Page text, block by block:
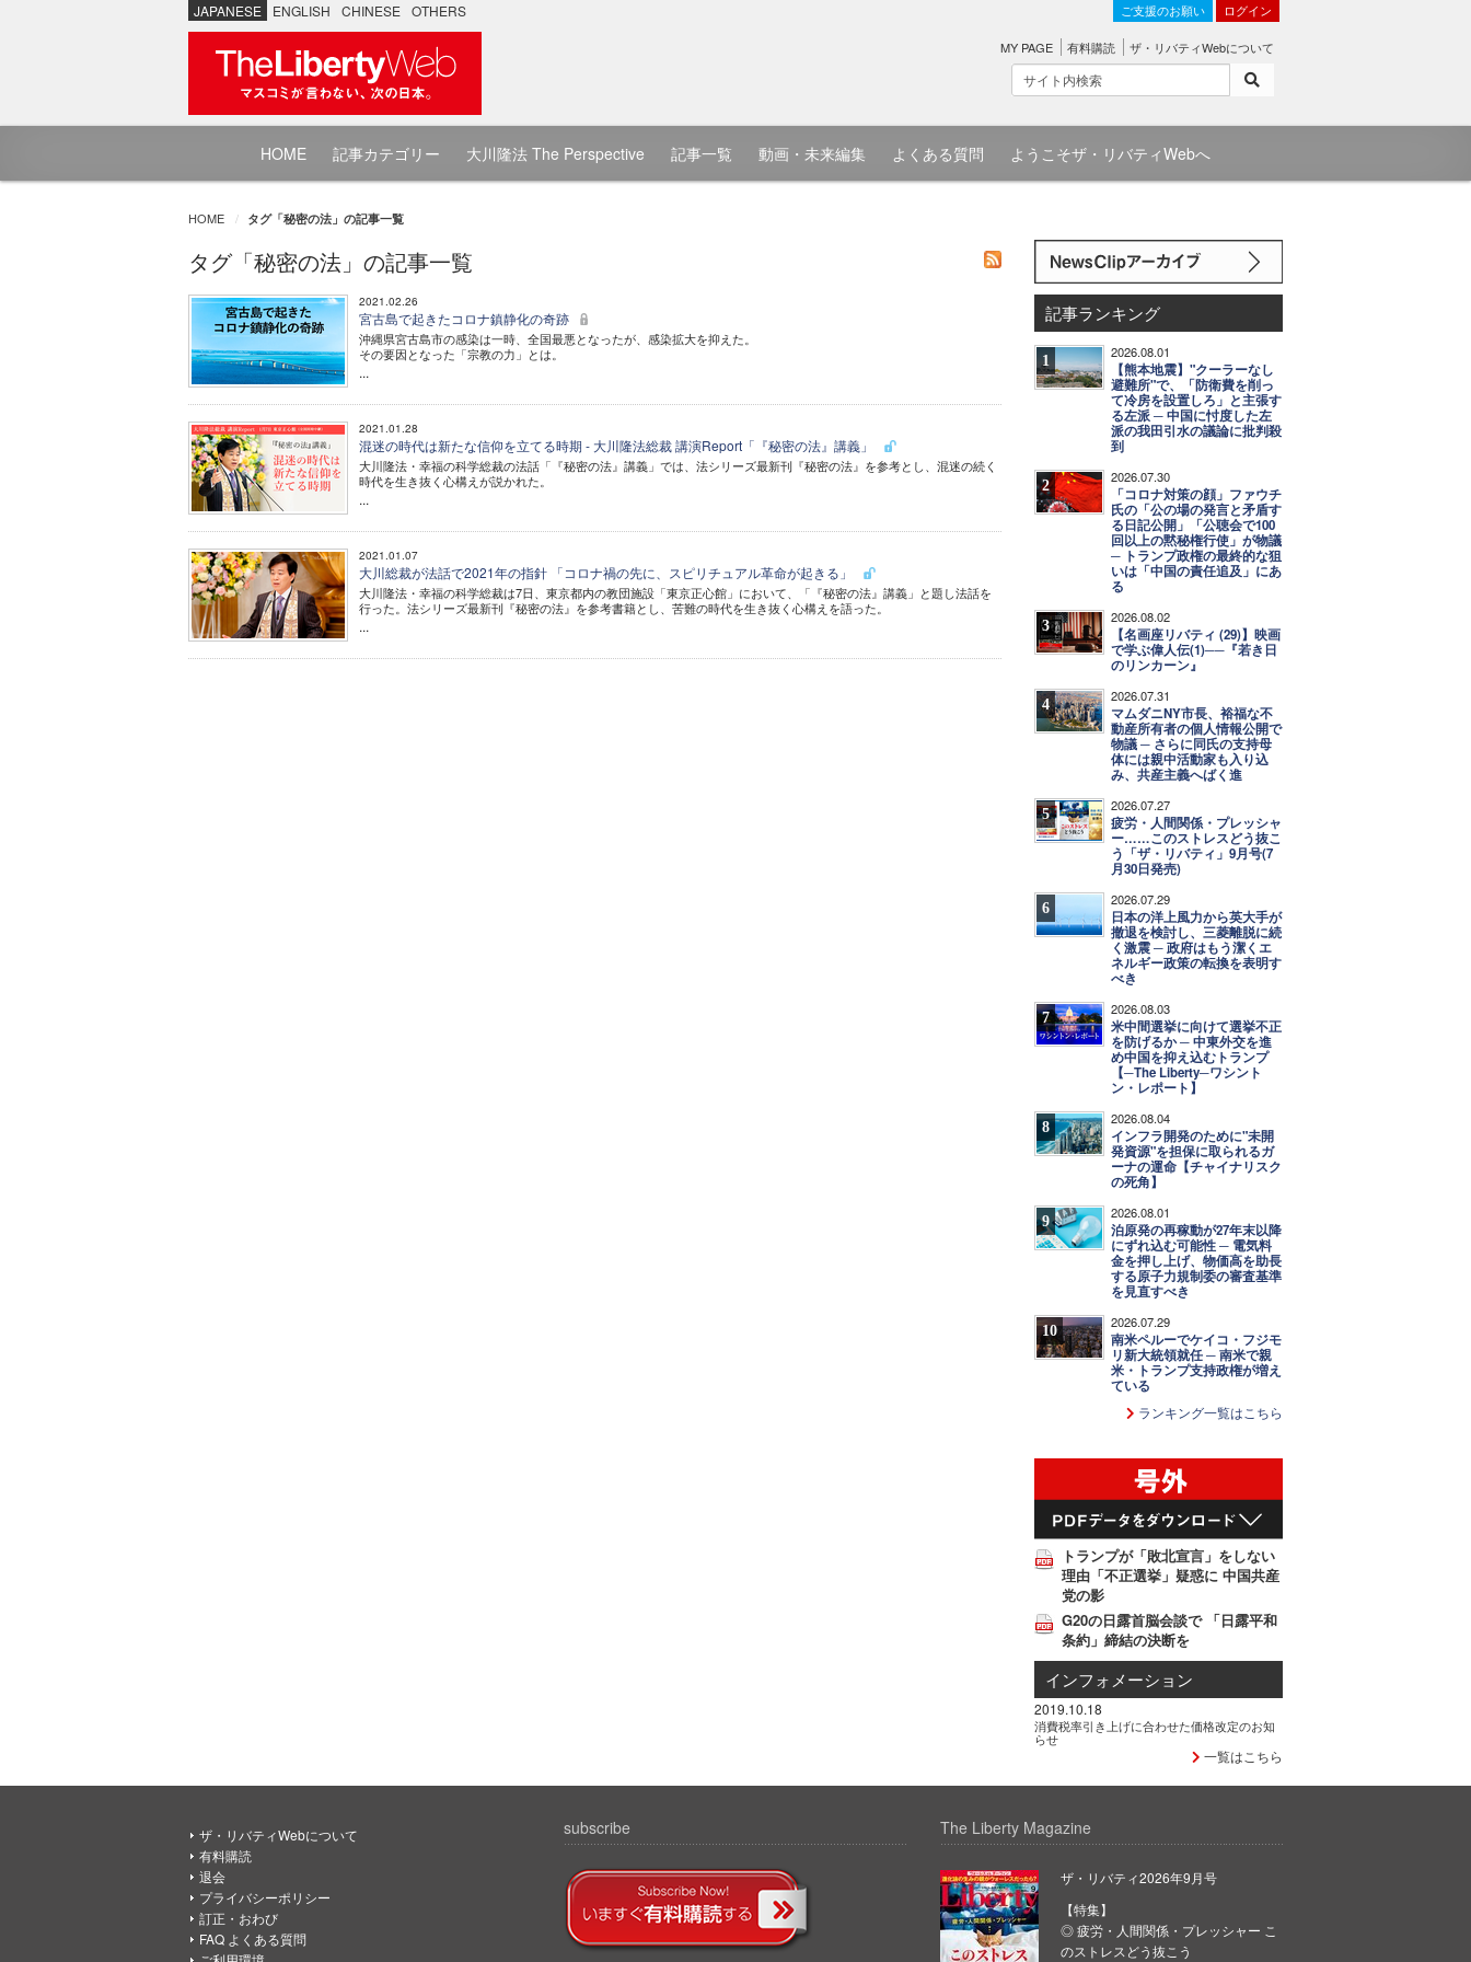
JAPANESE ENGLISH CHINESE OTHERS ご支援のお願い ログイン
MY PAGE 有料購読 ザ・リバティWebについて
HOME 記事カテゴリー 大川隆法 The Perspective 記事一覧 動画・未来編集 よくある質問 ようこそザ・リバティWebへ
HOME タグ「秘密の法」の記事一覧
タグ「秘密の法」の記事一覧
2021.02.26
宮古島で起きたコロナ鎮静化の奇跡
沖縄県宮古島市の感染は一時、全国最悪となったが、感染拡大を抑えた。
その要因となった「宗教の力」とは。
...
2021.01.28
混迷の時代は新たな信仰を立てる時期 - 大川隆法総裁 講演Report「『秘密の法』講義」
大川隆法・幸福の科学総裁の法話「『秘密の法』講義」では、法シリーズ最新刊『秘密の法』を参考とし、混迷の続く
時代を生き抜く心構えが説かれた。
...
2021.01.07
大川総裁が法話で2021年の指針 「コロナ禍の先に、スピリチュアル革命が起きる」
大川隆法・幸福の科学総裁は7日、東京都内の教団施設「東京正心館」において、「『秘密の法』講義」と題し法話を
行った。法シリーズ最新刊『秘密の法』を参考書籍とし、苦難の時代を生き抜く心構えを語った。
...
記事ランキング
1 2026.08.01
【熊本地震】"クーラーなし
避難所"で、「防衛費を削っ
て冷房を設置しろ」と主張す
る左派 ─ 中国に忖度した左
派の我田引水の議論に批判殺
到
2 2026.07.30
「コロナ対策の顔」ファウチ
氏の「公の場の発言と矛盾す
る日記公開」「公聴会で100
回以上の黙秘権行使」が物議
─ トランプ政権の最終的な狙
いは「中国の責任追及」にあ
る
3 2026.08.02
【名画座リバティ (29)】映画
で学ぶ偉人伝(1)──『若き日
のリンカーン』
4 2026.07.31
マムダニNY市長、裕福な不
動産所有者の個人情報公開で
物議 ─ さらに同氏の支持母
体には親中活動家も入り込
み、共産主義へばく進
5 2026.07.27
疲労・人間関係・プレッシャ
ー……このストレスどう抜こ
う「ザ・リバティ」9月号(7
月30日発売)
6 2026.07.29
日本の洋上風力から英大手が
撤退を検討し、三菱離脱に続
く激震 ─ 政府はもう潔くエ
ネルギー政策の転換を表明す
べき
7 2026.08.03
米中間選挙に向けて選挙不正
を防げるか ─ 中東外交を進
め中国を抑え込むトランプ
【─The Liberty─ワシント
ン・レポート】
8 2026.08.04
インフラ開発のために"未開
発資源"を担保に取られるガ
ーナの運命【チャイナリスク
の死角】
9 2026.08.01
泊原発の再稼動が27年末以降
にずれ込む可能性 ─ 電気料
金を押し上げ、物価高を助長
する原子力規制委の審査基準
を見直すべき
10 2026.07.29
南米ペルーでケイコ・フジモ
リ新大統領就任 ─ 南米で親
米・トランプ支持政権が増え
ている
ランキング一覧はこちら
トランプが「敗北宣言」をしない
理由「不正選挙」疑惑に 中国共産
党の影
G20の日露首脳会談で 「日露平和
条約」締結の決断を
インフォメーション
2019.10.18
消費税率引き上げに合わせた価格改定のお知
らせ
一覧はこちら
ザ・リバティWebについて
有料購読
退会
プライバシーポリシー
訂正・おわび
FAQ よくある質問
subscribe The Liberty Magazine
ザ・リバティ2026年9月号
【特集】
◎ 疲労・人間関係・プレッシャー こ
のストレスどう抜こう